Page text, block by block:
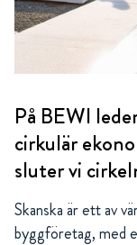
På BEWI
cirkulär
sluter vi
Skanska är ett av
byggföretag, med